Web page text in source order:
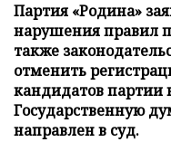
Партия «Родина»
нарушения правил
также
отменить
кандидатов партии
Государственную
направлен в суд.